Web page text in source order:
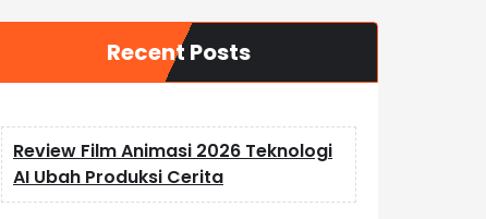
Recent Posts
Review Film Animasi 2026 Teknologi
AI Ubah Produksi Cerita